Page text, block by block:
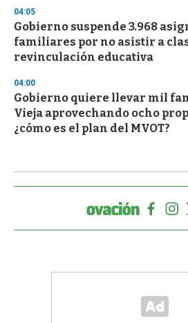
04:05
Gobierno suspende 3.968
familiares por no asistir a
revinculación educativa
04:00
Gobierno quiere llevar mil
Vieja aprovechando ocho
¿cómo es el plan del MVOT?